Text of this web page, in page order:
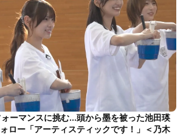
ーマンスに挑む…頭から墨を被った池田瑛
ロー「アーティスティックです！」＜乃木